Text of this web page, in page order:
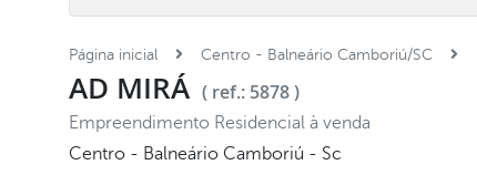
Página inicial Centro - Balneário Camboriú/SC
AD MIRÁ ( ref.: 5878 )
Empreendimento Residencial à venda
Centro - Balneário Camboriú - Sc